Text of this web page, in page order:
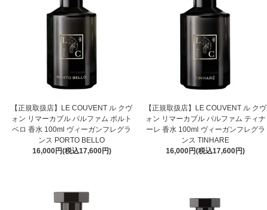
【正規取扱店】LE COUVENT ル クヴ
ォン リマーカブル パルファム ポルト
ベロ 香水 100ml ヴィーガンフレグラ
ンス PORTO BELLO
16,000円(税込17,600円)
【正規取扱店】LE COUVENT ル クヴ
ォン リマーカブル パルファム ティナ
ーレ 香水 100ml ヴィーガンフレグラ
ンス TINHARE
16,000円(税込17,600円)